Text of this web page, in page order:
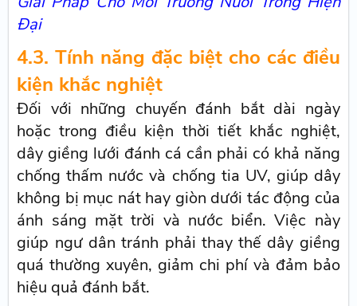
Đại
4.3. Tính năng đặc biệt cho các điều
kiện khắc nghiệt
Đối với những chuyến đánh bắt dài ngày
hoặc trong điều kiện thời tiết khắc nghiệt,
dây giềng lưới đánh cá cần phải có khả năng
chống thấm nước và chống tia UV, giúp dây
không bị mục nát hay giòn dưới tác động của
ánh sáng mặt trời và nước biển. Việc này
giúp ngư dân tránh phải thay thế dây giềng
quá thường xuyên, giảm chi phí và đảm bảo
hiệu quả đánh bắt.